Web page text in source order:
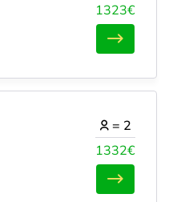
1323€
1332€
= 2